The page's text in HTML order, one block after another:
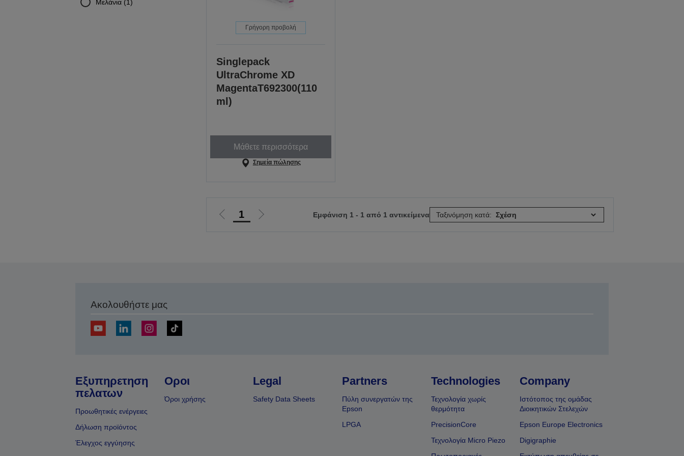
Μελάνια (1)
Γρήγορη προβολή
Singlepack
UltraChrome XD
MagentaT692300(110
ml)
Μάθετε περισσότερα
Σημεία πώλησης
Μετάβαση
1
Μετάβαση
Εμφάνιση 1 - 1 από 1 αντικείμενα Ταξινόμηση κατά:
Ακολουθήστε μας
Εξυπηρετηση
πελατων
Προωθητικές ενέργειες
Δήλωση προϊόντος
Έλεγχος εγγύησης
Οροι
Όροι χρήσης
Legal
Safety Data Sheets
Partners
Πύλη συνεργατών της
Epson
LPGA
Technologies
Τεχνολογία χωρίς
θερμότητα
PrecisionCore
Τεχνολογία Micro Piezo
Company
Ιστότοπος της ομάδας
Διοικητικών Στελεχών
Epson Europe Electronics
Digigraphie